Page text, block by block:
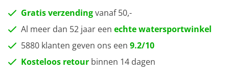
Gratis verzendingvanaf 50,-
Al meer dan 52 jaar een echte watersportwinkel
5880 klanten geven ons een 9.2/10
Kosteloos retour binnen 14 dagen